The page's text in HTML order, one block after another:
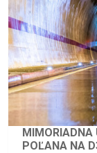
MIMORIADNA
POĽANA NA